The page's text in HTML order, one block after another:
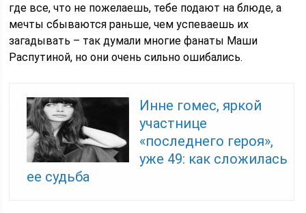
где все, что не пожелаешь, тебе подают на блюде, а
мечты сбываются раньше, чем успеваешь их
загадывать – так думали многие фанаты Маши
Распутиной, но они очень сильно ошибались.
Инне гомес, яркой
участнице
«последнего героя»,
уже 49: как сложилась
ее судьба